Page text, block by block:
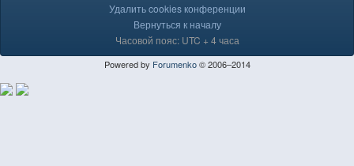
Удалить cookies конференции
Вернуться к началу
Часовой пояс: UTC + 4 часа
Powered by Forumenko© 2006–2014